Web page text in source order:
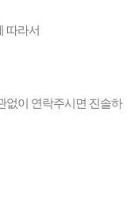
따라서
없이 연락주시면 진솔하